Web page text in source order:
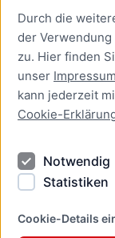
Durch die
der
zu. Hier finden
unser Impressum
kann jederzeit
Cookie-
Notwendig
Statistiken
Cookie-Details
Presse
Newsletter
Kontakt
Kontakt
Datenschutzhinweise
Barrierefreiheit
Cookie Erklärung